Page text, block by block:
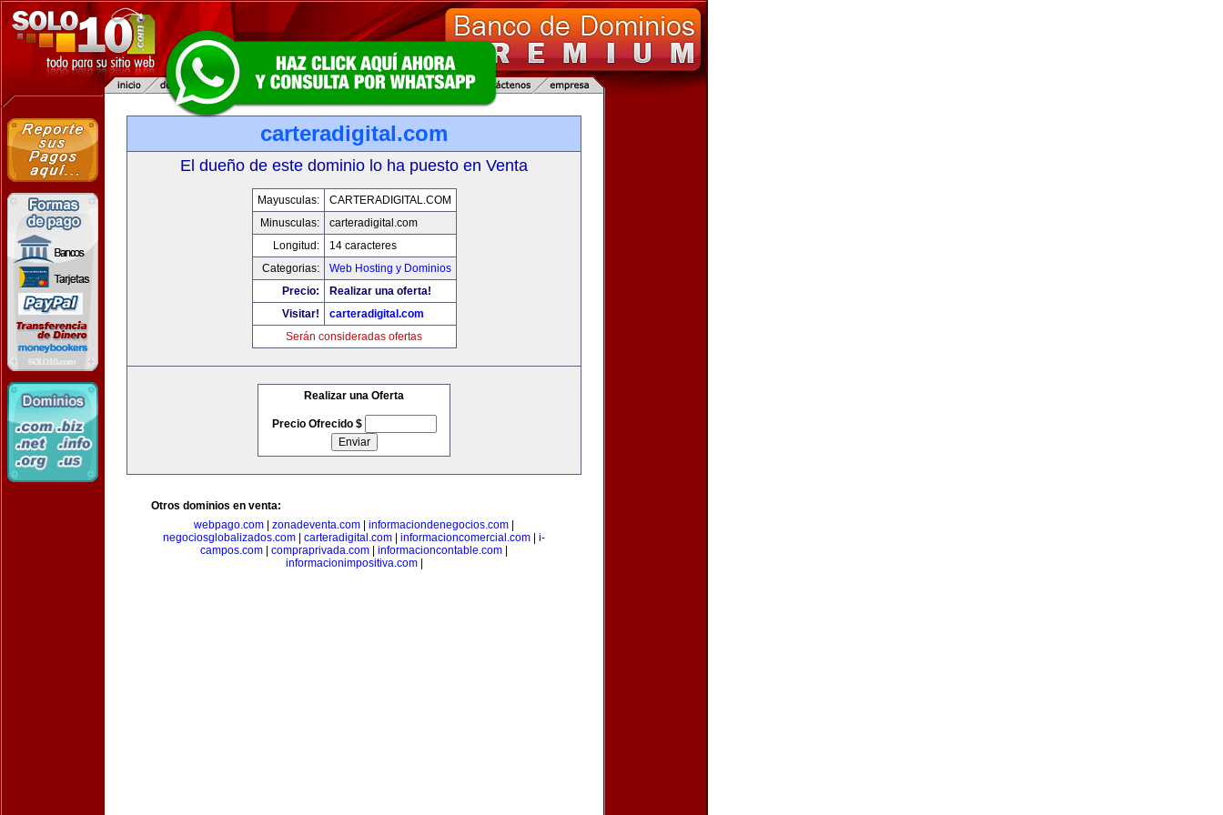
carteradigital.com
El dueño de este dominio lo ha puesto en Venta
Mayusculas:
CARTERADIGITAL.COM
Minusculas:
carteradigital.com
Longitud:
14 caracteres
Categorias:
Web Hosting y Dominios
Precio:
Realizar una oferta!
Visitar!
carteradigital.com
Serán consideradas ofertas
Realizar una Oferta
Precio Ofrecido $
Otros dominios en venta:
webpago.com
zonadeventa.com informaciondenegocios.com
negociosglobalizados.com
carteradigital.com informacioncomercial.com
i-
campos.com
compraprivada.com informacioncontable.com
informacionimpositiva.com|